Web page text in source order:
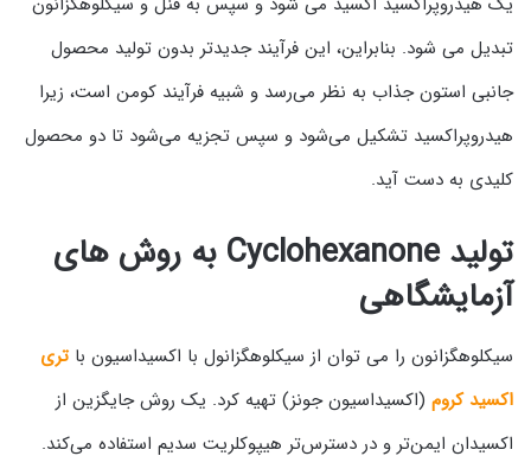
تبدیل می شود. بنابراین، این فرآیند جدیدتر بدون تولید محصول
جانبی استون جذاب به نظر می‌رسد و شبیه فرآیند کومن است، زیرا
هیدروپراکسید تشکیل می‌شود و سپس تجزیه می‌شود تا دو محصول
کلیدی به دست آید.
تولید Cyclohexanone به روش های
آزمایشگاهی
سیکلوهگزانون را می توان از سیکلوهگزانول با اکسیداسیون با تری
اکسید کروم (اکسیداسیون جونز) تهیه کرد. یک روش جایگزین از
اکسیدان ایمن‌تر و در دسترس‌تر هیپوکلریت سدیم استفاده می‌کند.